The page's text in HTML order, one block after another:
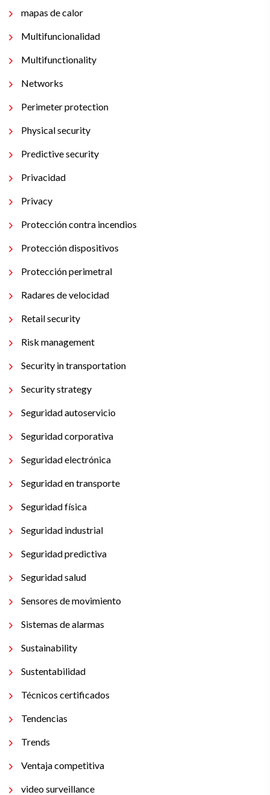
mapas de calor
Multifuncionalidad
Multifunctionality
Networks
Perimeter protection
Physical security
Predictive security
Privacidad
Privacy
Protección contra incendios
Protección dispositivos
Protección perimetral
Radares de velocidad
Retail security
Risk management
Security in transportation
Security strategy
Seguridad autoservicio
Seguridad corporativa
Seguridad electrónica
Seguridad en transporte
Seguridad física
Seguridad industrial
Seguridad predictiva
Seguridad salud
Sensores de movimiento
Sistemas de alarmas
Sustainability
Sustentabilidad
Técnicos certificados
Tendencias
Trends
Ventaja competitiva
video surveillance